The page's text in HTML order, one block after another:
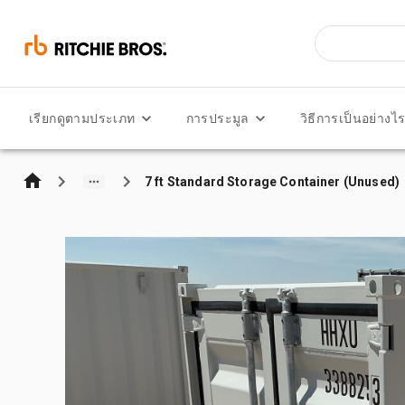
เรียกดูตามประเภท การประมูล วิธีการเป็นอย่างไร
7 ft Standard Storage Container (Unused)